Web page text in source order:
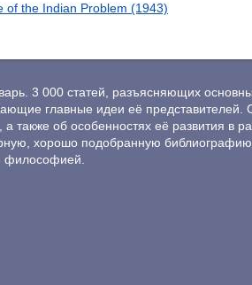
of the Indian Problem (1943)
3 000 статей, разъясняющих
главные идеи её представителей.
также об особенностях её развития в
хорошо подобранную
философией.